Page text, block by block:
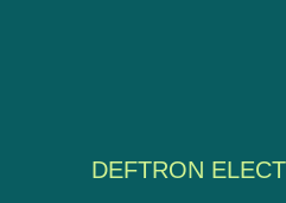
DEFTRON